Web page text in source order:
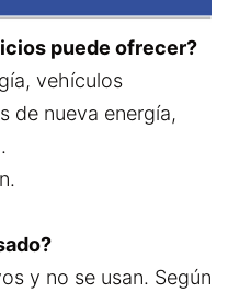
puede ofrecer?
vehículos
de nueva energía,
y no se usan. Según